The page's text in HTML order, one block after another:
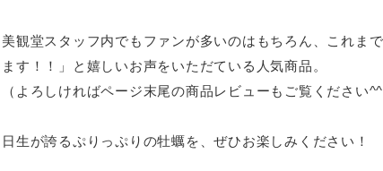
美観堂スタッフ内でもファンが多いのはもちろん、これま
ます！！」と嬉しいお声をいただている人気商品。
（よろしければページ末尾の商品レビューもご覧ください^^
日生が誇るぷりっぷりの牡蠣を、ぜひお楽しみください！